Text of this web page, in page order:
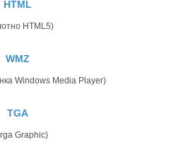
HTML
HTML5)
WMZ
Windows Media Player)
TGA
Graphic)